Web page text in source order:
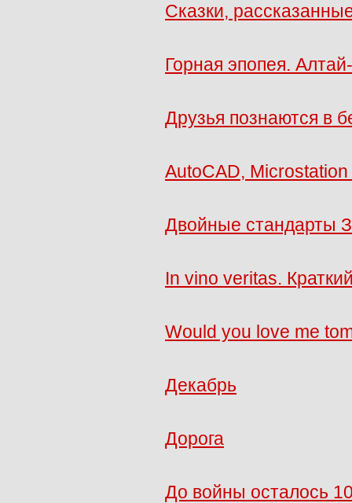
Сказки,
Горная эпопея.
Друзья познаются в
AutoCAD,
Двойные стандарты
In vino veritas.
Would you love me
Декабрь
Дорога
До войны осталось